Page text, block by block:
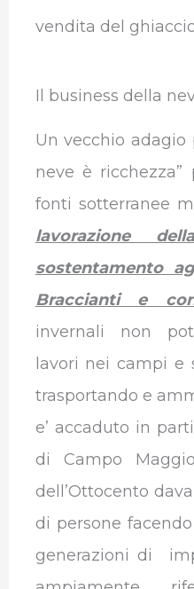
vendita del
Il business della
Un vecchio adagio
neve è
fonti sotterranee
lavorazione
sostentamento
Braccianti e
invernali non
lavori nei campi e
trasportando e
e’ accaduto in
di Campo
dell’Ottocento
di persone
generazioni di